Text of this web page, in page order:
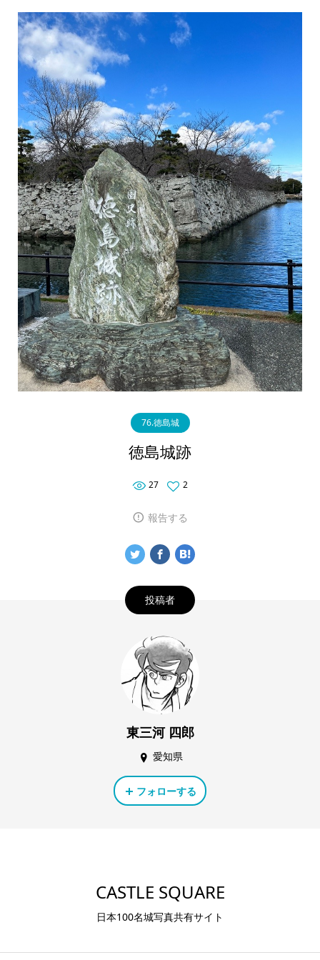
76.徳島城
徳島城跡
27 2
報告する
投稿者
東三河 四郎
愛知県
フォローする
CASTLE SQUARE
日本100名城写真共有サイト